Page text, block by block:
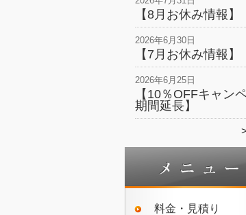
【8月お休み情報】
2026年6月30日
【7月お休み情報】
2026年6月25日
【10％OFFキャン
期間延長】
料金・見積り